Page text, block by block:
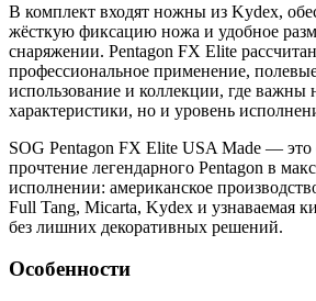
В комплект входят ножны из Kydex,
жёсткую фиксацию ножа и удобное
снаряжении. Pentagon FX Elite
профессиональное применение, полевые
использование и коллекции, где важны
характеристики, но и уровень
SOG Pentagon FX Elite USA Made — это
прочтение легендарного Pentagon в
исполнении: американское
Full Tang, Micarta, Kydex и узнаваемая
без лишних декоративных решений.
Особенности